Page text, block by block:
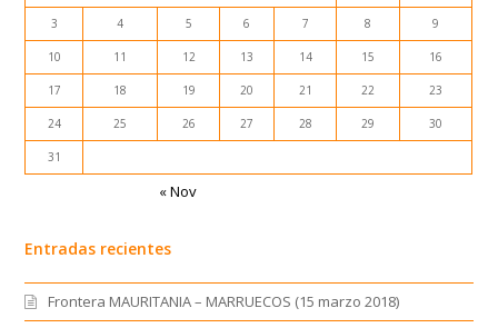
3 4 5 6 7 8 9
10 11 12 13 14 15 16
17 18 19 20 21 22 23
24 25 26 27 28 29 30
31
« Nov
Entradas recientes
Frontera MAURITANIA – MARRUECOS (15 marzo 2018)